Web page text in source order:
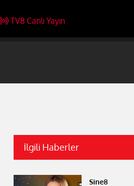
TV8 Canlı Yayın
İlgili Haberler
Sine8